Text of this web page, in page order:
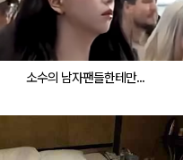
소수의 남자팬들한테만...